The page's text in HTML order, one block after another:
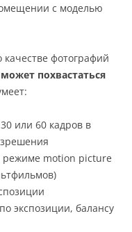
с моделью
фотографий
похвастаться
или 60 кадров в
режиме motion picture
экспозиции, балансу